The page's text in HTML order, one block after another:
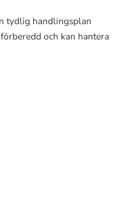
tydlig handlingsplan
och kan hantera